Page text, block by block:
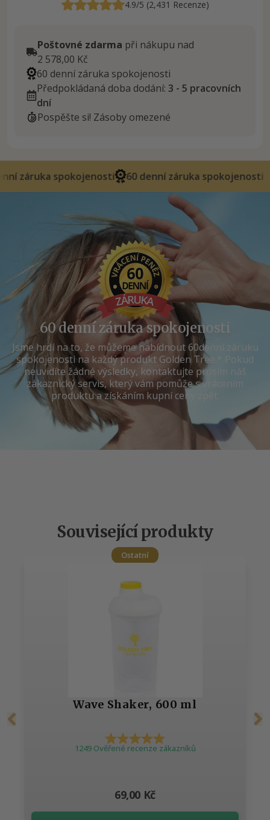
4.9/5 (2,431 Recenze)
Poštovné zdarma při nákupu nad
2 578,00 Kč
60 denní záruka spokojenosti
Předpokládaná doba dodání: 3 - 5 pracovních
dní
Pospěšte si! Zásoby omezené
60 denní záruka spokojenosti 60
60 denní záruka spokojenosti
Jsme hrdí na to, že můžeme nabídnout 60denní záruku
spokojenosti na každý produkt Golden Tree.* Pokud
neuvidíte žádné výsledky, kontaktujte prosím náš
zákaznický servis, který vám pomůže s vrácením
produktu a získáním kupní ceny zpět.
Související produkty
Ostatní
Wave Shaker, 600 ml
1249 Ověřené recenze zákazníků
69,00 Kč